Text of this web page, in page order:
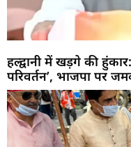
हल्द्वानी में खड़गे की
परिवर्तन’, भाजपा पर